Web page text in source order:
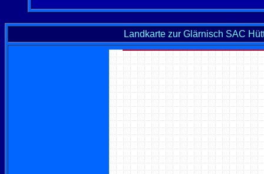
Landkarte zur Glärnisch SAC